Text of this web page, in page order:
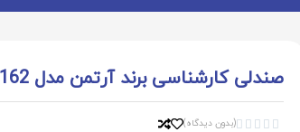
صندلی کارشناسی برند آرتمن مدل DCE162




(بدون دیدگاه)